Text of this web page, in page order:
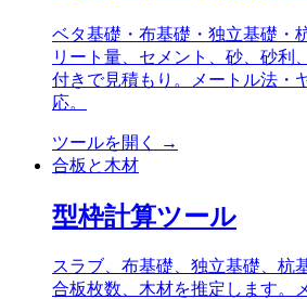
ベタ基礎・布基礎・独立基礎・
リート量、セメント、砂、砂利
付きで見積もり。メートル法・
応。
ツールを開く
→
合板と木材
型枠計算ツール
スラブ、布基礎、独立基礎、杭
合板枚数、木材を推定します。